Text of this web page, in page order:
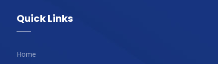
Quick Links
Home